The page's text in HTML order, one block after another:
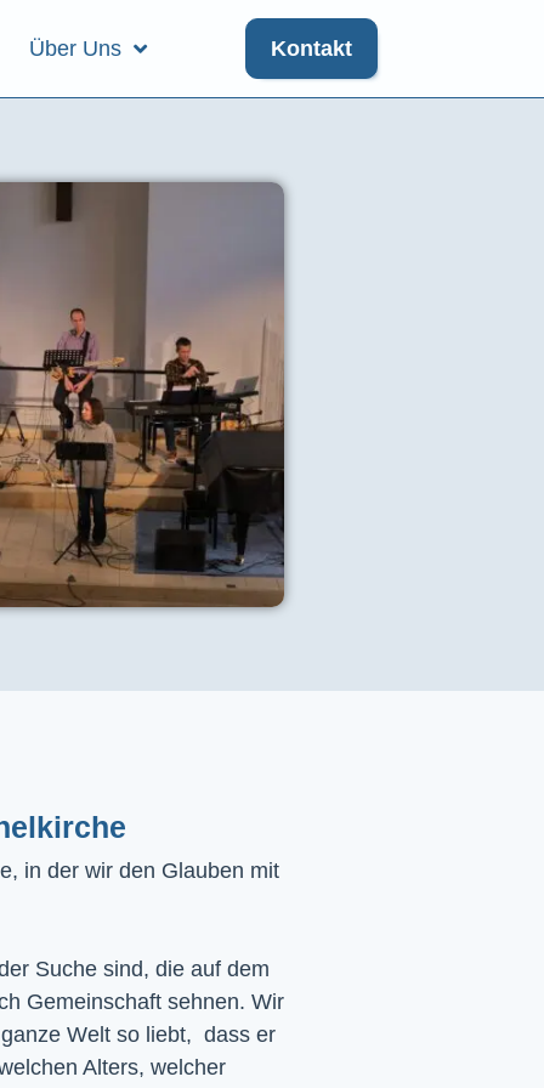
Über Uns Kontakt
in der wir den Glauben mit
Suche sind, die auf dem
Gemeinschaft sehnen. Wir
Welt so liebt, dass er
Alters, welcher